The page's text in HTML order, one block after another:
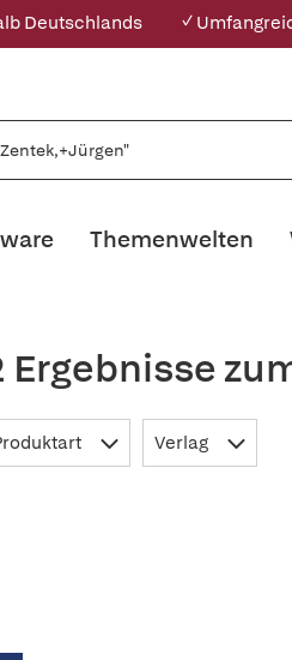
Deutschlands ✓
Themenwelten
Ergebnisse
Verlag